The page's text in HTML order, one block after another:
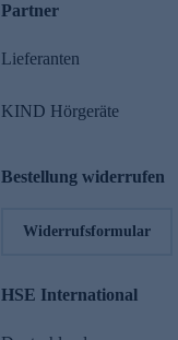
Partner
Lieferanten
KIND Hörgeräte
Bestellung widerrufen
Widerrufsformular
HSE International